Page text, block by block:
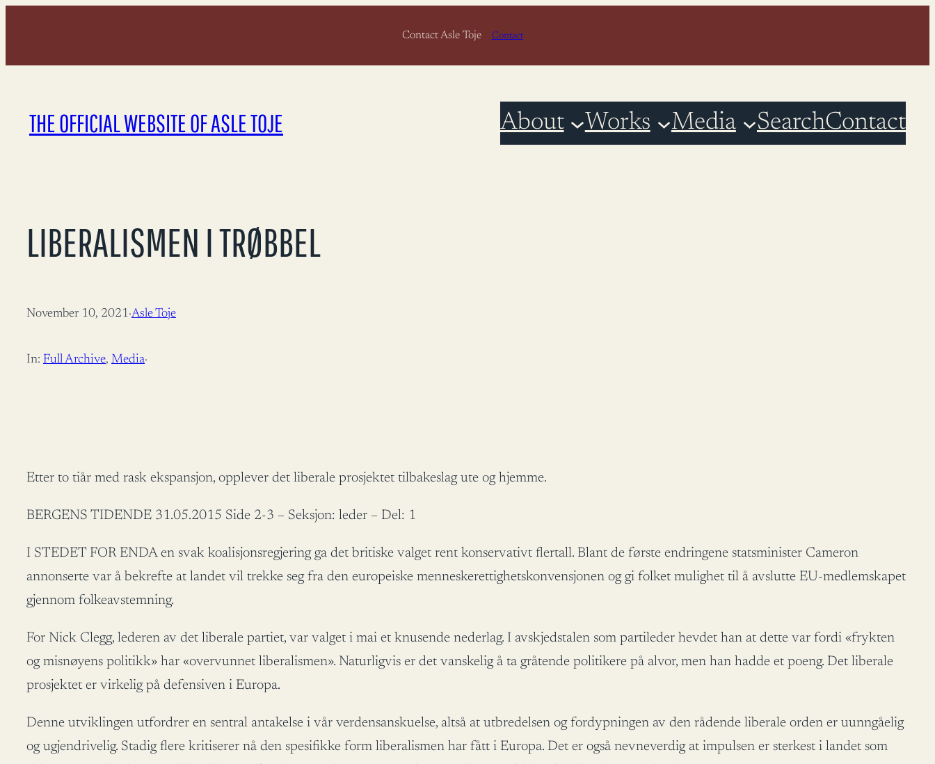
content
Contact Asle Toje Contact
THE OFFICIAL WEBSITE OF ASLE TOJE About Works Media SearchContact
LIBERALISMEN I TRØBBEL
November 10, 2021·Asle Toje
In: Full Archive, Media·
Etter to tiår med rask ekspansjon, opplever det liberale prosjektet tilbakeslag ute og hjemme.
BERGENS TIDENDE 31.05.2015 Side 2-3 – Seksjon: leder – Del: 1
I STEDET FOR ENDA en svak koalisjonsregjering ga det britiske valget rent konservativt flertall. Blant de første endringene statsminister Cameron
annonserte var å bekrefte at landet vil trekke seg fra den europeiske menneskerettighetskonvensjonen og gi folket mulighet til å avslutte EU-medlemskapet
gjennom folkeavstemning.
For Nick Clegg, lederen av det liberale partiet, var valget i mai et knusende nederlag. I avskjedstalen som partileder hevdet han at dette var fordi «frykten
og misnøyens politikk» har «overvunnet liberalismen». Naturligvis er det vanskelig å ta gråtende politikere på alvor, men han hadde et poeng. Det liberale
prosjektet er virkelig på defensiven i Europa.
Denne utviklingen utfordrer en sentral antakelse i vår verdensanskuelse, altså at utbredelsen og fordypningen av den rådende liberale orden er uunngåelig
og ugjendrivelig. Stadig flere kritiserer nå den spesifikke form liberalismen har fått i Europa. Det er også nevneverdig at impulsen er sterkest i landet som